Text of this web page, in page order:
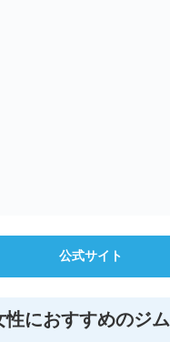
公式サイト
性におすすめのジム